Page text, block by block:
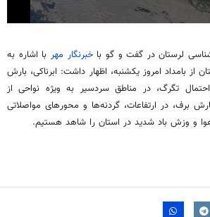
0
of
1
minute,
0
seconds
لرستان در گفت و گو باخبرنگار مهر با اشاره به
از بامداد امروز یکشنبه، اظهار داشت: ابرناکی، بارش
تگرگ، در مناطق سردسیر به ویژه نواحی از
برف، در ارتفاعات، گردنه‌ها و محورهای مواصلاتی
و وزش باد شدید در استان را شاهد هستیم.